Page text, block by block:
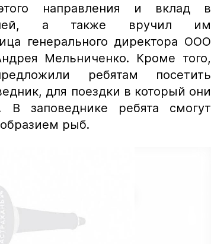
направления и вклад в
а также вручил им
генерального директора ООО
Мельниченко. Кроме того,
ребятам посетить
для поездки в который они
В заповеднике ребята смогут
рыб.